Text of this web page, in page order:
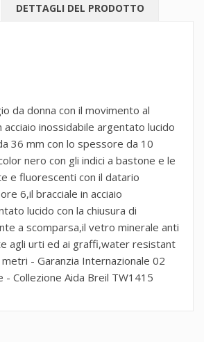
DETTAGLI DEL PRODOTTO
da donna con il movimento al
acciaio inossidabile argentato lucido
36 mm con lo spessore da 10
nero con gli indici a bastone e le
e fluorescenti con il datario
6,il bracciale in acciaio
lucido con la chiusura di
a scomparsa,il vetro minerale anti
agli urti ed ai graffi,water resistant
- Garanzia Internazionale 02
- Collezione Aida Breil TW1415